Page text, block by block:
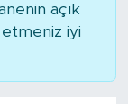
açık
etmeniz iyi